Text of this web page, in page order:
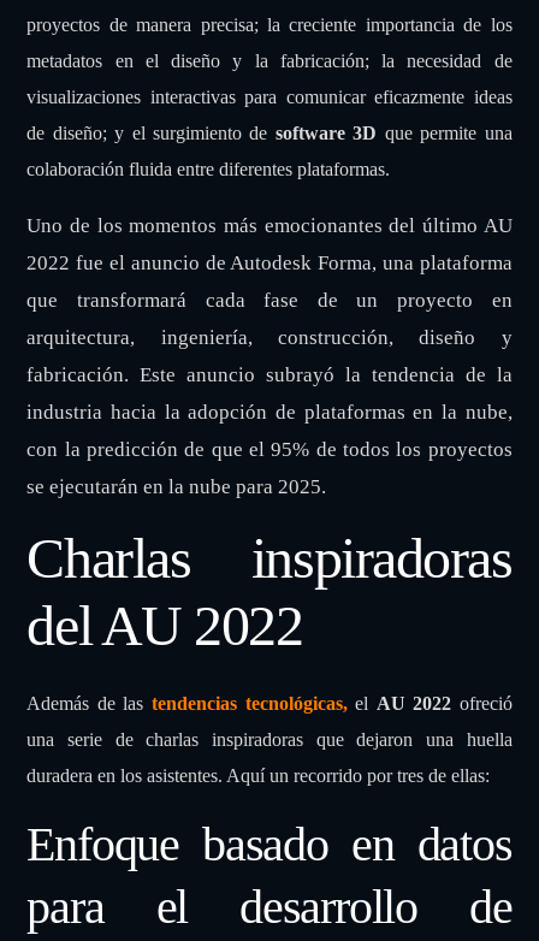
proyectos de manera precisa; la creciente importancia de los
metadatos en el diseño y la fabricación; la necesidad de
visualizaciones interactivas para comunicar eficazmente ideas
de diseño; y el surgimiento de software 3D que permite una
colaboración fluida entre diferentes plataformas.
Uno de los momentos más emocionantes del último AU
2022 fue el anuncio de Autodesk Forma, una plataforma
que transformará cada fase de un proyecto en
arquitectura, ingeniería, construcción, diseño y
fabricación. Este anuncio subrayó la tendencia de la
industria hacia la adopción de plataformas en la nube,
con la predicción de que el 95% de todos los proyectos
se ejecutarán en la nube para 2025.
Charlas inspiradoras
del AU 2022
Además de las tendencias tecnológicas,el AU 2022 ofreció
una serie de charlas inspiradoras que dejaron una huella
duradera en los asistentes. Aquí un recorrido por tres de ellas:
Enfoque basado en datos
para el desarrollo de